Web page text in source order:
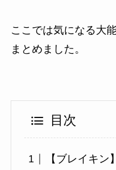
ここでは気になる大
まとめました。
目次
【ブレイキ